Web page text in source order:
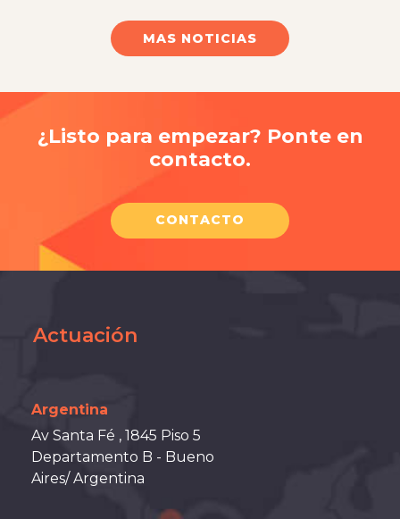
MAS NOTICIAS
¿Listo para empezar? Ponte en
contacto.
CONTACTO
Actuación
Argentina
Av Santa Fé , 1845 Piso 5
Departamento B - Bueno
Aires/ Argentina